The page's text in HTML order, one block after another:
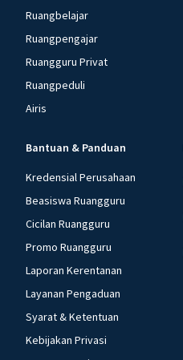
Ruangbelajar
Ruangpengajar
Ruangguru Privat
Ruangpeduli
Airis
Bantuan & Panduan
Kredensial Perusahaan
Beasiswa Ruangguru
Cicilan Ruangguru
Promo Ruangguru
Laporan Kerentanan
Layanan Pengaduan
Syarat & Ketentuan
Kebijakan Privasi